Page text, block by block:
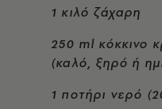
1 κιλό ζάχαρη
250 ml κόκκινο
(καλό, ξηρό ή
1 ποτήρι νερό